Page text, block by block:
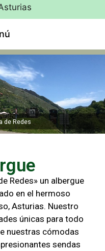
de Redes
Redes» un albergue
en el hermoso
Asturias. Nuestro
únicas para todo
nuestras cómodas
sendas